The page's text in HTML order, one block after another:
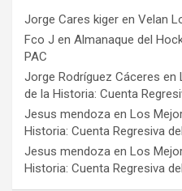
Jorge Cares kiger en Velan
Fco J en Almanaque del
PAC
Jorge Rodríguez Cáceres en
de la Historia: Cuenta
Jesus mendoza en Los
Historia: Cuenta Regresiva
Jesus mendoza en Los
Historia: Cuenta Regresiva